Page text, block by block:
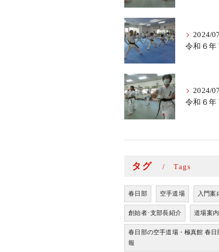
2024/
2024/
タグ Tags
春日部 空手道場 入門案
創始者･支部長紹介 道場案内
春日部の空手道場・極真館 春
報